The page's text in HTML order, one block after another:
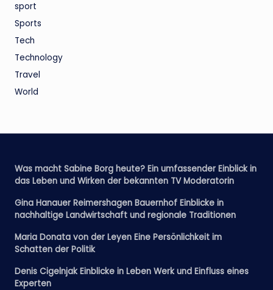
sport
Sports
Tech
Technology
Travel
World
Was macht Sabine Borg heute? Ein umfassender Einblick in
das Leben und Wirken der bekannten TV Moderatorin
Gina Hanauer Reimershagen Bauernhof Einblicke in
nachhaltige Landwirtschaft und regionale Traditionen
Maria Donata von der Leyen Eine Persönlichkeit im
Schatten der Politik
Denis Cigelnjak Einblicke in Leben Werk und Einfluss eines
Experten